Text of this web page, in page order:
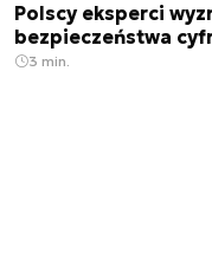
Polscy eksperci
bezpieczeństwa
3 min.